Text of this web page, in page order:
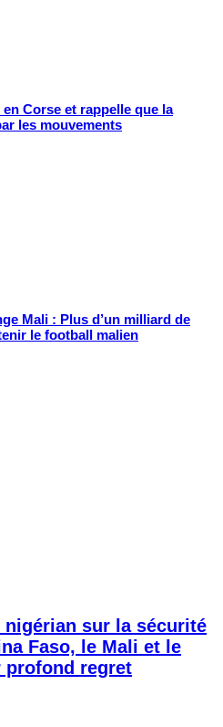
Corse et rappelle que la
les mouvements
Mali : Plus d’un milliard de
le football malien
nigérian sur la sécurité
Faso, le Mali et le
profond regret